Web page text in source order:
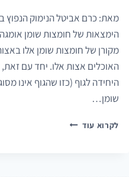
מאת: כרם אביטל הנימוק הנפוץ
מקורן של חומצות שומן אלו
היחידה לגוף (כזו שהגוף אינו
שומן…
לקרוא עודהאם